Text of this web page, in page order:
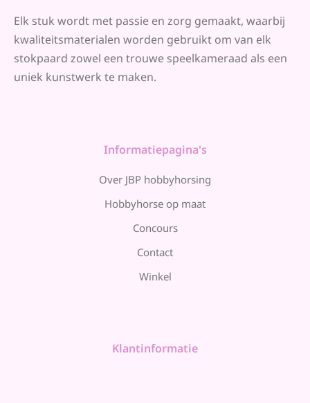
Elk stuk wordt met passie en zorg gemaakt, waarbij
kwaliteitsmaterialen worden gebruikt om van elk
stokpaard zowel een trouwe speelkameraad als een
uniek kunstwerk te maken.
Informatiepagina's
Over JBP hobbyhorsing
Hobbyhorse op maat
Concours
Contact
Winkel
Klantinformatie